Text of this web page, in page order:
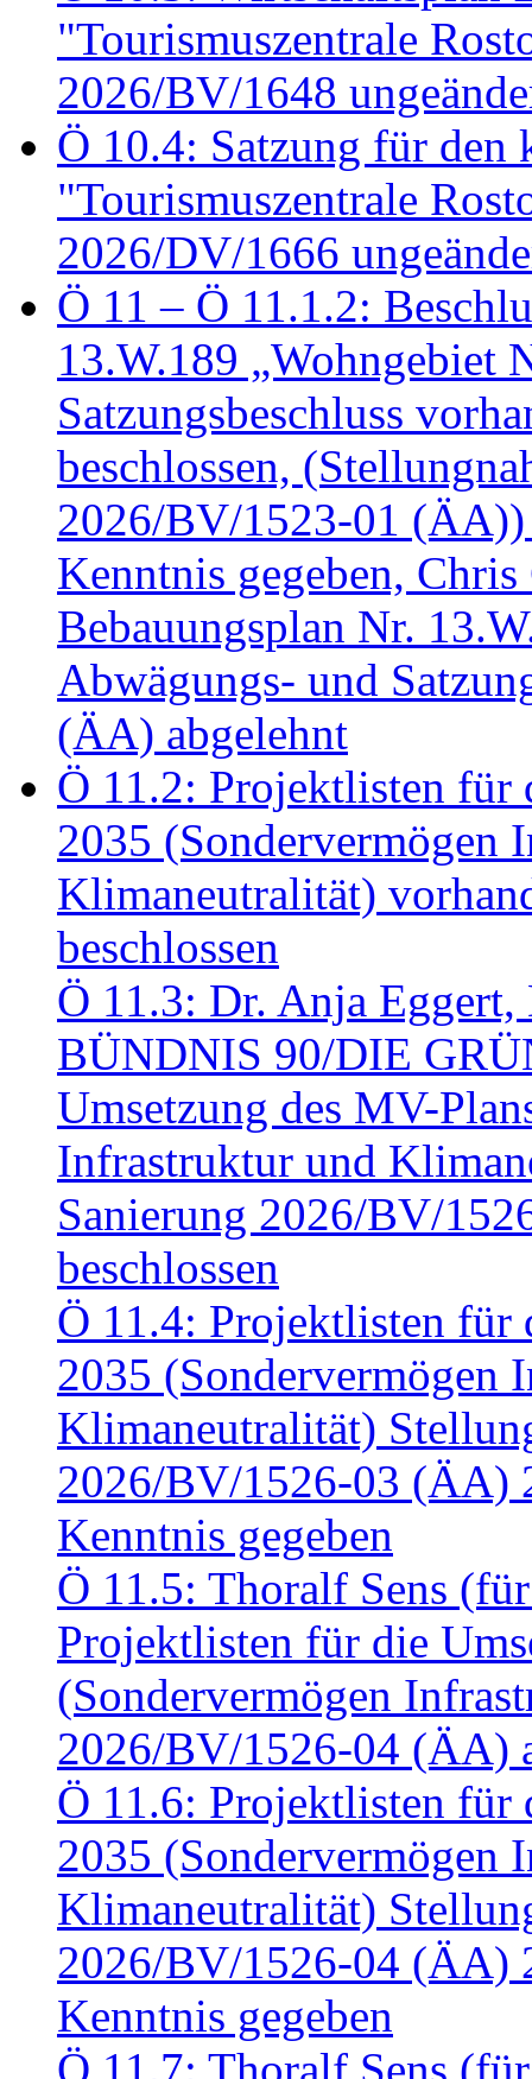
"Tourismuszentrale
2026/BV/1648
Ö 10.4: Satzung für den
"Tourismuszentrale
2026/DV/1666
Ö 11 – Ö 11.1.2:
13.W.189 „Wohngebiet
Satzungsbeschluss
beschlossen,
2026/BV/1523-01
Kenntnis gegeben,
Bebauungsplan Nr.
Abwägungs- und
(ÄA) abgelehnt
Ö 11.2: Projektlisten für
2035 (Sondervermögen
Klimaneutralität)
beschlossen
Ö 11.3: Dr. Anja
BÜNDNIS 90/DIE
Umsetzung des MV-
Infrastruktur und
Sanierung 2026/BV/
beschlossen
Ö 11.4: Projektlisten für
2035 (Sondervermögen
Klimaneutralität)
2026/BV/1526-03 (ÄA)
Kenntnis gegeben
Ö 11.5: Thoralf Sens
Projektlisten für die
(Sondervermögen
2026/BV/1526-04 (ÄA)
Ö 11.6: Projektlisten für
2035 (Sondervermögen
Klimaneutralität)
2026/BV/1526-04 (ÄA)
Kenntnis gegeben